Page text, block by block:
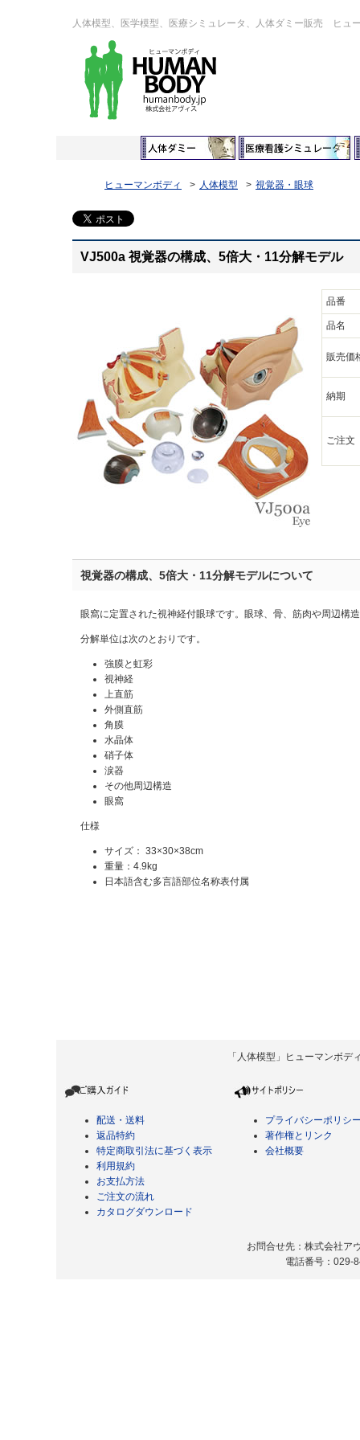
人体模型、医学模型、医療シミュレータ、人体ダミー販売 ヒュ
ヒューマンボディ 人体模型 視覚器・眼球
VJ500a 視覚器の構成、5倍大・11分解モデル
品番
品名
販売価
納期
ご注文
視覚器の構成、5倍大・11分解モデルについて
眼窩に定置された視神経付眼球です。眼球、骨、筋肉や周辺構
分解単位は次のとおりです。
強膜と虹彩
視神経
上直筋
外側直筋
角膜
水晶体
硝子体
涙器
その他周辺構造
眼窩
仕様
サイズ： 33×30×38cm
重量：4.9kg
日本語含む多言語部位名称表付属
「人体模型」ヒューマンボ
配送・送料
返品特約
特定商取引法に基づく表示
利用規約
お支払方法
ご注文の流れ
カタログダウンロード
プライバシーポリシ
著作権とリンク
会社概要
お問合せ先：株式会社ア
電話番号：